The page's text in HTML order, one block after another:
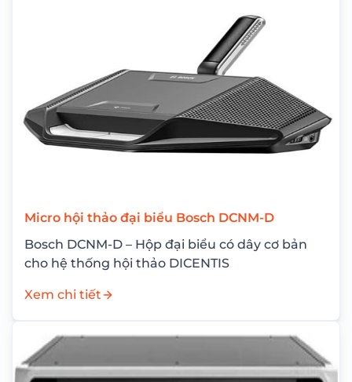
Micro hội thảo đại biểu Bosch DCNM-D
Bosch DCNM-D – Hộp đại biểu có dây cơ bản
cho hệ thống hội thảo DICENTIS
Xem chi tiết